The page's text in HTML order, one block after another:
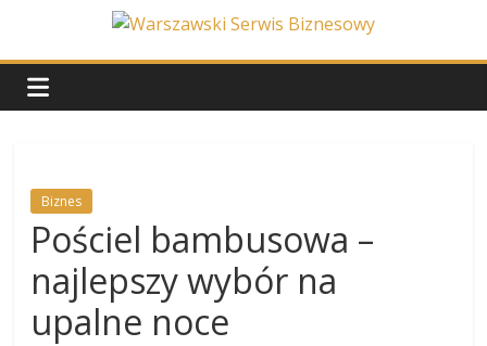
content
Warszawski
Serwis
Biznesowy
Wydarzenia
życia
Biznes
Pościel bambusowa –
najlepszy wybór na
upalne noce